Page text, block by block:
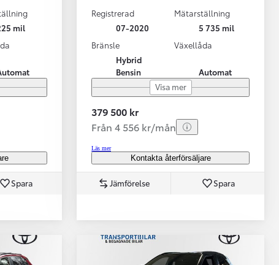
mil
Spara
Registrerad
07-2020
Mätarställning
5 735 mil
Bränsle
Hybrid
Bensin
Växellåda
Automat
Visa mer
379 500 kr
Från 4 556 kr/mån
Läs mer
Kontakta återförsäljare
Jämförelse Spara